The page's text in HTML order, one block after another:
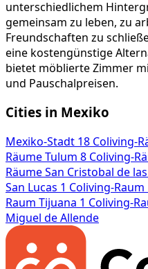
unterschiedlichem
gemeinsam zu leben, zu
Freundschaften zu
eine kostengünstige
bietet möblierte Zimmer
und Pauschalpreisen.
Cities in Mexiko
Mexiko-Stadt 18 Coliving-
RäumeTulum 8 Coliving-
RäumeSan Cristobal de
San Lucas 1 Coliving-Raum
Raum Tijuana 1 Coliving-
Miguel de Allende